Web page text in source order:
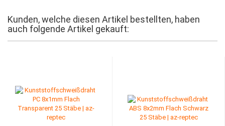
Kunden, welche diesen Artikel bestellten, haben
auch folgende Artikel gekauft: